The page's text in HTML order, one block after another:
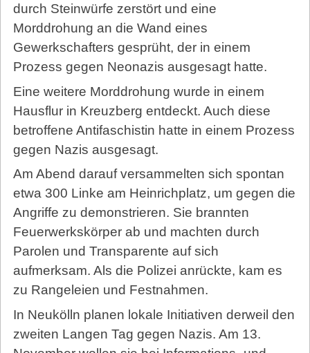
durch Steinwürfe zerstört und eine
Morddrohung an die Wand eines
Gewerkschafters gesprüht, der in einem
Prozess gegen Neonazis ausgesagt hatte.
Eine weitere Morddrohung wurde in einem
Hausflur in Kreuzberg entdeckt. Auch diese
betroffene Antifaschistin hatte in einem Prozess
gegen Nazis ausgesagt.
Am Abend darauf versammelten sich spontan
etwa 300 Linke am Heinrichplatz, um gegen die
Angriffe zu demonstrieren. Sie brannten
Feuerwerkskörper ab und machten durch
Parolen und Transparente auf sich
aufmerksam. Als die Polizei anrückte, kam es
zu Rangeleien und Festnahmen.
In Neukölln planen lokale Initiativen derweil den
zweiten Langen Tag gegen Nazis. Am 13.